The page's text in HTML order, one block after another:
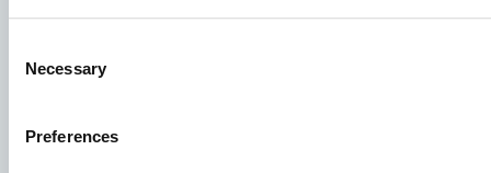
Selection
Necessary
Preferences